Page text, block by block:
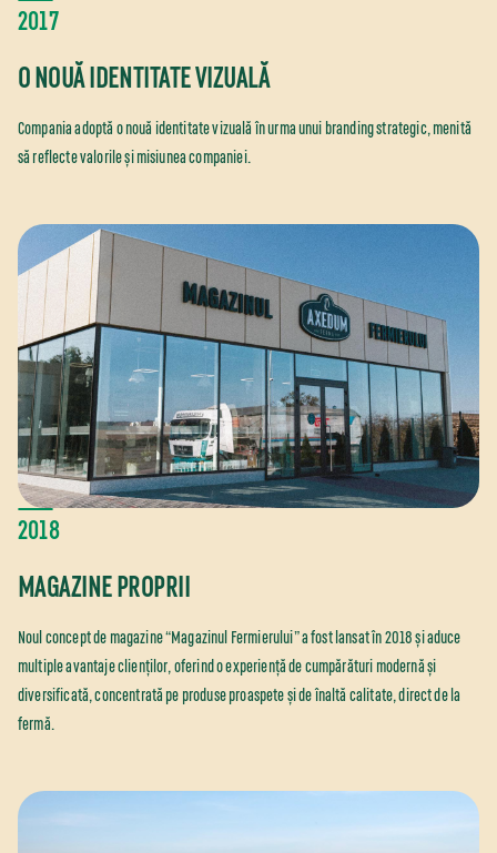
2017
O NOUĂ IDENTITATE VIZUALĂ
Compania adoptă o nouă identitate vizuală în urma unui branding strategic, menită
să reflecte valorile și misiunea companiei.
2018
MAGAZINE PROPRII
Noul concept de magazine “Magazinul Fermierului” a fost lansat în 2018 și aduce
multiple avantaje clienților, oferind o experiență de cumpărături modernă și
diversificată, concentrată pe produse proaspete și de înaltă calitate, direct de la
fermă.